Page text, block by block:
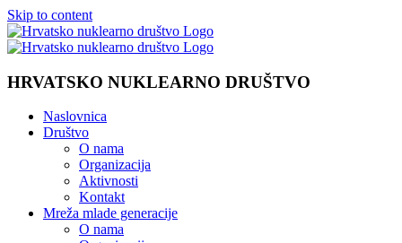
Skip to content
HRVATSKO NUKLEARNO DRUŠTVO
Naslovnica
Društvo
O nama
Organizacija
Aktivnosti
Kontakt
Mreža mlade generacije
O nama